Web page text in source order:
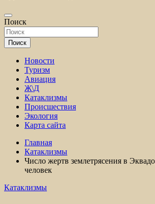
Поиск
Поиск
Новости
Туризм
Авиация
Ж\Д
Катаклизмы
Происшествия
Экология
Карта сайта
Главная
Катаклизмы
Число жертв землетрясения в
человек
Катаклизмы